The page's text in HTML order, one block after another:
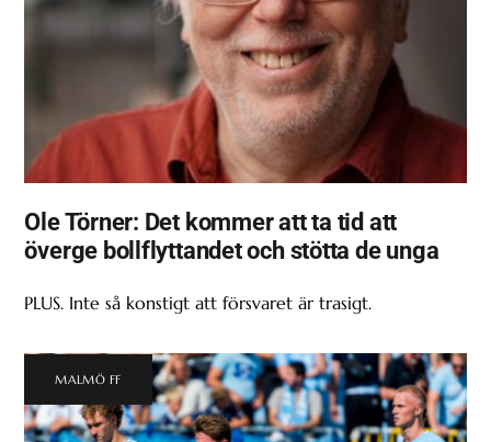
Ole Törner: Det kommer att ta tid att
överge bollflyttandet och stötta de unga
PLUS. Inte så konstigt att försvaret är trasigt.
MALMÖ FF